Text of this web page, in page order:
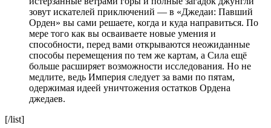
зовут искателей приключений — в «Джедаи: Павший
Орден» вы сами решаете, когда и куда направиться. По
мере того как вы осваиваете новые умения и
способности, перед вами открываются неожиданные
способы перемещения по тем же картам, а Сила ещё
больше расширяет возможности исследования. Но не
медлите, ведь Империя следует за вами по пятам,
одержимая идеей уничтожения остатков Ордена
джедаев.
[/list]